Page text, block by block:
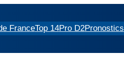
FranceTop 14Pro D2Pronostics